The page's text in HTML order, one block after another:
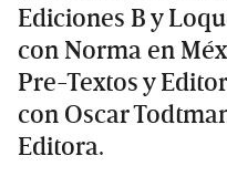
Ediciones B y
con Norma en
Pre-Textos y
con Oscar
Editora.